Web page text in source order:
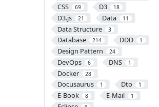
CSS 69 D3 18
D3.js 21 Data 11
Data Structure 3
Database 214 DDD 1
Design Pattern 24
DevOps 6 DNS 1
Docker 28
Docusaurus 1 Dto 1
E-Book 8 E-Mail 1